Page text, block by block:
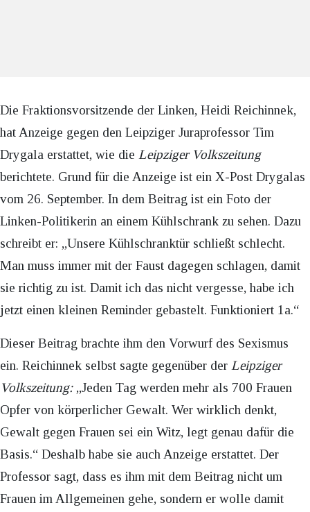
Die Fraktionsvorsitzende der Linken, Heidi Reichinnek,
hat Anzeige gegen den Leipziger Juraprofessor Tim
Drygala erstattet, wie die Leipziger Volkszeitung
berichtete. Grund für die Anzeige ist ein X-Post Drygalas
vom 26. September. In dem Beitrag ist ein Foto der
Linken-Politikerin an einem Kühlschrank zu sehen. Dazu
schreibt er: „Unsere Kühlschranktür schließt schlecht.
Man muss immer mit der Faust dagegen schlagen, damit
sie richtig zu ist. Damit ich das nicht vergesse, habe ich
jetzt einen kleinen Reminder gebastelt. Funktioniert 1a.“
Dieser Beitrag brachte ihm den Vorwurf des Sexismus
ein. Reichinnek selbst sagte gegenüber der Leipziger
Volkszeitung:„Jeden Tag werden mehr als 700 Frauen
Opfer von körperlicher Gewalt. Wer wirklich denkt,
Gewalt gegen Frauen sei ein Witz, legt genau dafür die
Basis.“ Deshalb habe sie auch Anzeige erstattet. Der
Professor sagt, dass es ihm mit dem Beitrag nicht um
Frauen im Allgemeinen gehe, sondern er wolle damit